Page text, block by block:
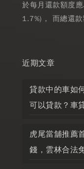
於每月還款額度
1.7%)， 而總還
近期文章
貸款中的車如
可以貸款？車
虎尾當舖推薦
錢，雲林合法